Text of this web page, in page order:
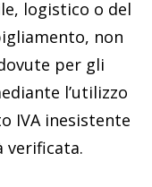
logistico o del
non
per gli
l’utilizzo
IVA inesistente
verificata.